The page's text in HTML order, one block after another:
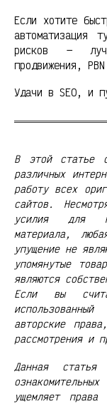
Если хотите
автоматизация
рисков —
продвижения,
Удачи в SEO, и
В этой статье
различных
работу всех
сайтов.
усилия для
материала,
упущение не
упомянутые
являются
Если вы
авторские
рассмотрения и
Данная статья
ущемляет права